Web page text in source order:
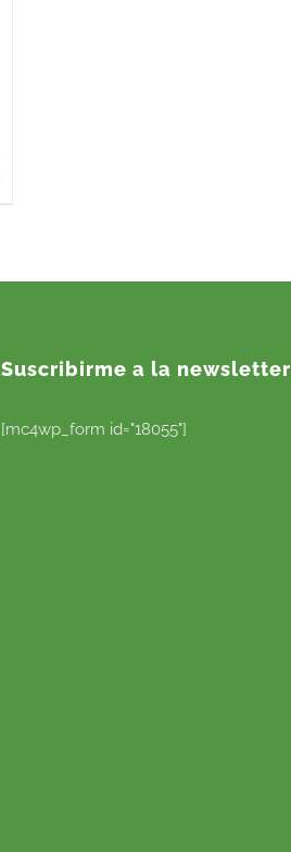
Suscribirme a la newsletter
[mc4wp_form id="18055"]